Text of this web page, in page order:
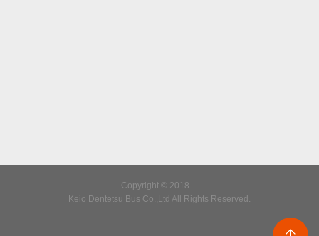
Copyright © 2018
Keio Dentetsu Bus Co.,Ltd All Rights Reserved.